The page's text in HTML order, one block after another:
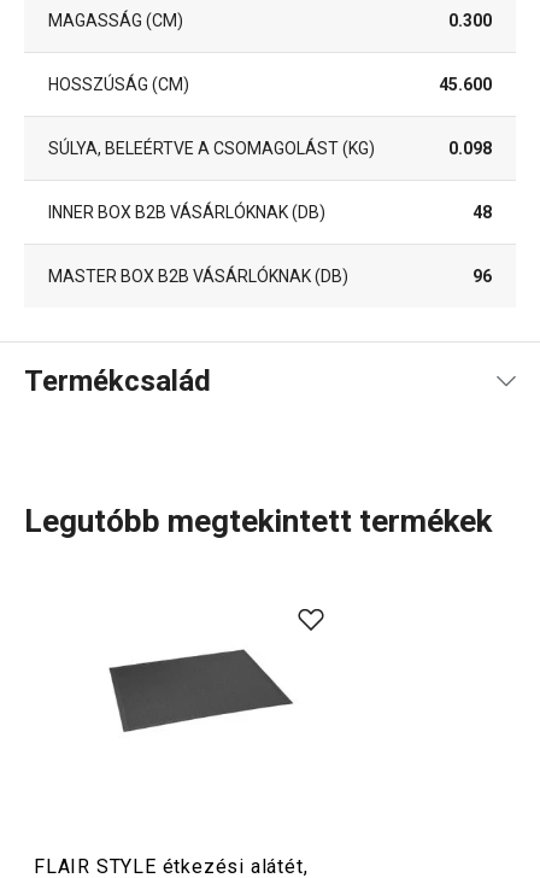
MAGASSÁG (CM) 0.300
HOSSZÚSÁG (CM) 45.600
SÚLYA, BELEÉRTVE A CSOMAGOLÁST (KG) 0.098
INNER BOX B2B VÁSÁRLÓKNAK (DB) 48
MASTER BOX B2B VÁSÁRLÓKNAK (DB) 96
Termékcsalád
Tálalás
Legutóbb megtekintett termékek
FLAIR STYLE étkezési alátét,